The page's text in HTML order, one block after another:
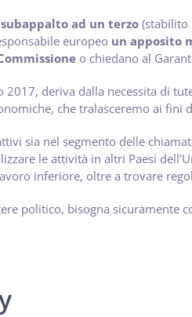
ad un terzo (stabilito
europeo un apposito
o chiedano al
2017, deriva dalla necessita di
che tralasceremo ai fini
sia nel segmento delle
le attività in altri Paesi
inferiore, oltre a trovare
politico, bisogna sicuramente